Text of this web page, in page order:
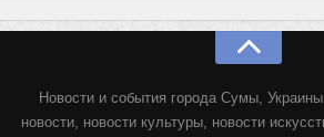
Новости и события города Сумы,
новости, новости культуры, новости